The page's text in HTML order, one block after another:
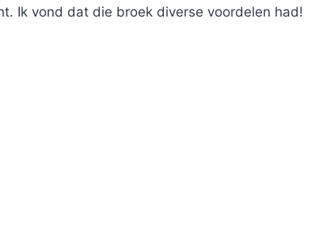
Ik vond dat die broek diverse voordelen had!